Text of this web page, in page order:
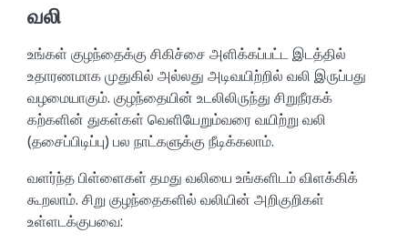
வலி
உங்கள் குழந்தைக்கு சிகிச்சை அளிக்கப்பட்ட இடத்தில்
உதாரணமாக முதுகில் அல்லது அடிவயிற்றில் வலி இருப்பது
வழமையாகும். குழந்தையின் உடலிலிருந்து சிறுநீரகக்
கற்களின் துகள்கள் வெளியேறும்வரை வயிற்று வலி
(தசைப்பிடிப்பு) பல நாட்களுக்கு நீடிக்கலாம்.
வளர்ந்த பிள்ளைகள் தமது வலியை உங்களிடம் விளக்கிக்
கூறலாம். சிறு குழந்தைகளில் வலியின் அறிகுறிகள்
உள்ளடக்குபவை: